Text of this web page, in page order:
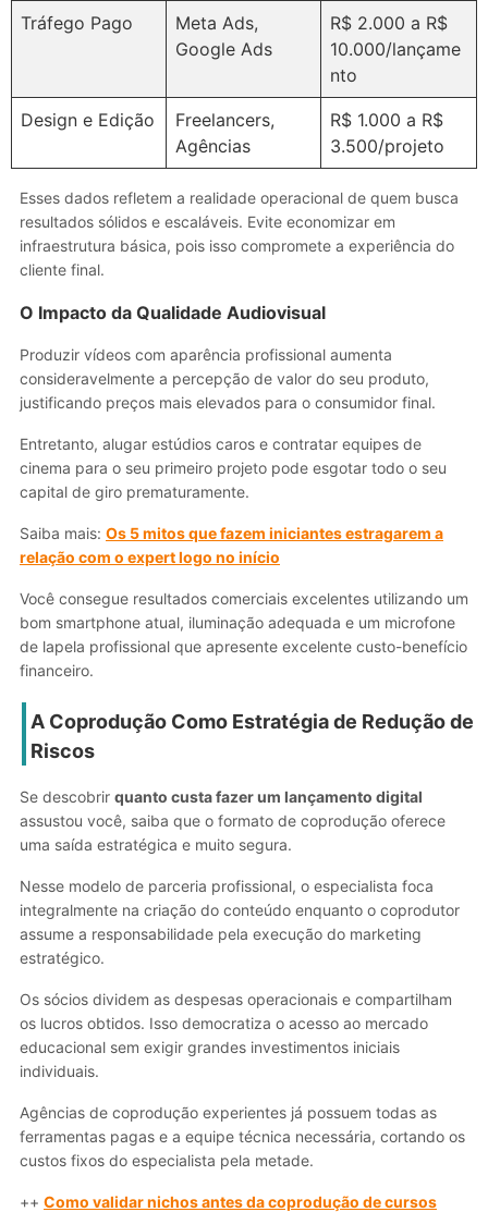
Tráfego Pago
Meta Ads,
Google Ads
R$ 2.000 a R$
10.000/lançame
nto
Design e Edição
Freelancers,
Agências
R$ 1.000 a R$
3.500/projeto
Esses dados refletem a realidade operacional de quem busca
resultados sólidos e escaláveis. Evite economizar em
infraestrutura básica, pois isso compromete a experiência do
cliente final.
O Impacto da Qualidade Audiovisual
Produzir vídeos com aparência profissional aumenta
consideravelmente a percepção de valor do seu produto,
justificando preços mais elevados para o consumidor final.
Entretanto, alugar estúdios caros e contratar equipes de
cinema para o seu primeiro projeto pode esgotar todo o seu
capital de giro prematuramente.
Saiba mais: Os 5 mitos que fazem iniciantes estragarem a
relação com o expert logo no início
Você consegue resultados comerciais excelentes utilizando um
bom smartphone atual, iluminação adequada e um microfone
de lapela profissional que apresente excelente custo-benefício
financeiro.
A Coprodução Como Estratégia de Redução de
Riscos
Se descobrir quanto custa fazer um lançamento digital
assustou você, saiba que o formato de coprodução oferece
uma saída estratégica e muito segura.
Nesse modelo de parceria profissional, o especialista foca
integralmente na criação do conteúdo enquanto o coprodutor
assume a responsabilidade pela execução do marketing
estratégico.
Os sócios dividem as despesas operacionais e compartilham
os lucros obtidos. Isso democratiza o acesso ao mercado
educacional sem exigir grandes investimentos iniciais
individuais.
Agências de coprodução experientes já possuem todas as
ferramentas pagas e a equipe técnica necessária, cortando os
custos fixos do especialista pela metade.
++ Como validar nichos antes da coprodução de cursos